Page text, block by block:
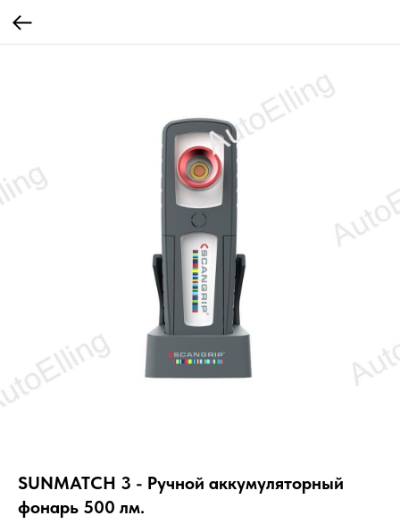
SUNMATCH 3 - Ручной аккумуляторный
фонарь 500 лм.